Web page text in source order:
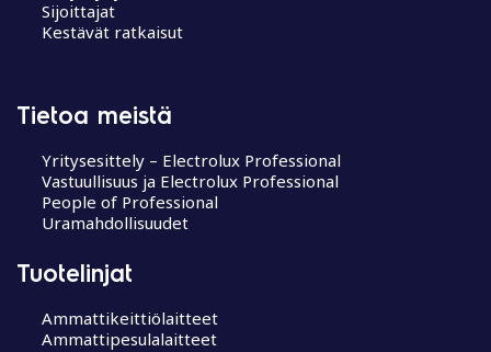
Sijoittajat
Kestävät ratkaisut
Tietoa meistä
Yritysesittely – Electrolux Professional
Vastuullisuus ja Electrolux Professional
People of Professional
Uramahdollisuudet
Tuotelinjat
Ammattikeittiölaitteet
Ammattipesulalaitteet